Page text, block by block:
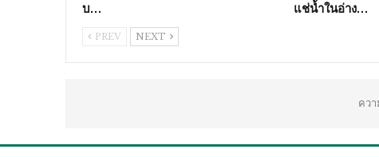
บ…
แช่น้ำในอ่าง…
PREV NEXT
คว